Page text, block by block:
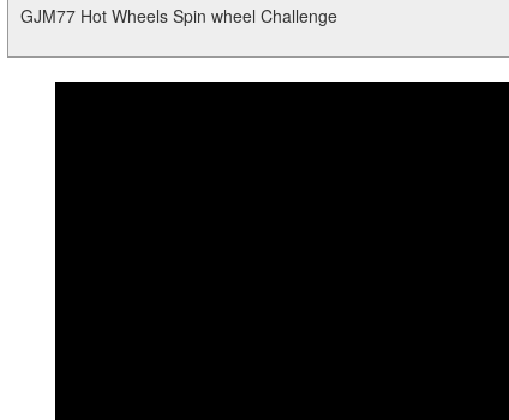
GJM77 Hot Wheels Spin wheel Challenge